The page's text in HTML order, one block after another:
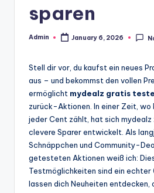
sparen
Posted
Admin January 6, 2026
Stell dir vor, du kaufst ein neues
aus – und bekommst den vollen
ermöglicht mydealz gratis
zurück-Aktionen. In einer Zeit, wo
jeder Cent zählt, hat sich
clevere Sparer entwickelt. Als
Schnäppchen und Community-
getesteten Aktionen weiß ich:
Testmöglichkeiten sind ein echter
lassen dich Neuheiten entdecken,